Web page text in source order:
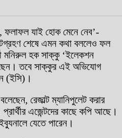
ফলাফল যাই হোক মেনে নেব’-
শেষে এমন কথা বললেও ফল
মনিরুল হক সাক্কু ‘ইলেকশন
তবে সাক্কুর এই অভিযোগ
(ইসি)।
রেজাল্ট ম্যানিপুলেট করার
এজেন্টদের কাছে কপি আছে।
যেতে পারেন।